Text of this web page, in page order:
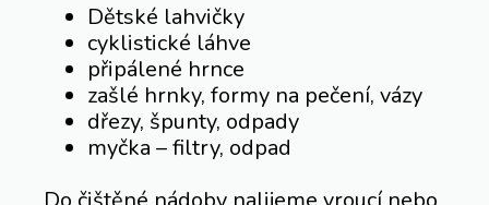
Dětské lahvičky
cyklistické láhve
připálené hrnce
zašlé hrnky, formy na pečení, vázy
dřezy, špunty, odpady
myčka – filtry, odpad